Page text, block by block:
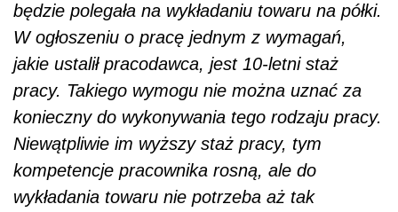
będzie polegała na wykładaniu towaru na półki.
W ogłoszeniu o pracę jednym z wymagań,
jakie ustalił pracodawca, jest 10-letni staż
pracy. Takiego wymogu nie można uznać za
konieczny do wykonywania tego rodzaju pracy.
Niewątpliwie im wyższy staż pracy, tym
kompetencje pracownika rosną, ale do
wykładania towaru nie potrzeba aż tak